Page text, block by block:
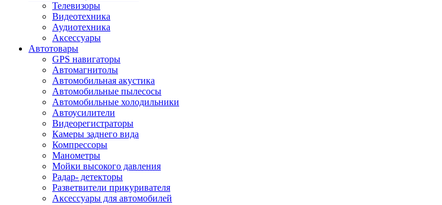
Телевизоры
Видеотехника
Аудиотехника
Аксессуары
Автотовары
GPS навигаторы
Автомагнитолы
Автомобильная акустика
Автомобильные пылесосы
Автомобильные холодильники
Автоусилители
Видеорегистраторы
Камеры заднего вида
Компрессоры
Манометры
Мойки высокого давления
Радар- детекторы
Разветвители прикуривателя
Аксессуары для автомобилей